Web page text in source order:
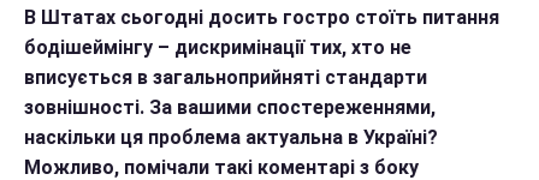
В Штатах сьогодні досить гостро стоїть питання
бодішеймінгу – дискримінації тих, хто не
вписується в загальноприйняті стандарти
зовнішності. За вашими спостереженнями,
наскільки ця проблема актуальна в Україні?
Можливо, помічали такі коментарі з боку